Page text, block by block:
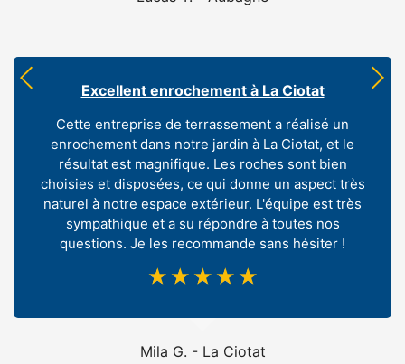
Mila G. - La Ciotat
Excellent enrochement à La Ciotat
Cette entreprise de terrassement a réalisé un
enrochement dans notre jardin à La Ciotat, et le
résultat est magnifique. Les roches sont bien
choisies et disposées, ce qui donne un aspect très
naturel à notre espace extérieur. L'équipe est très
sympathique et a su répondre à toutes nos
questions. Je les recommande sans hésiter !
☆ ☆ ☆ ☆ ☆